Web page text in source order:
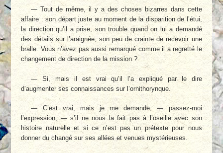
— Tout de même, il y a des choses bizarres dans cette
affaire : son départ juste au moment de la disparition de l’étui,
la direction qu’il a prise, son trouble quand on lui a demandé
des détails sur l’araignée, son peu de crainte de recevoir une
bralle. Vous n’avez pas aussi remarqué comme il a regretté le
changement de direction de la mission ?
— Si, mais il est vrai qu’il l’a expliqué par le dire
d’augmenter ses connaissances sur l’ornithorynque.
— C’est vrai, mais je me demande, — passez-moi
l’expression, — s’il ne nous la fait pas à l’oseille avec son
histoire naturelle et si ce n’est pas un prétexte pour nous
donner du changé sur ses allées et venues mystérieuses.